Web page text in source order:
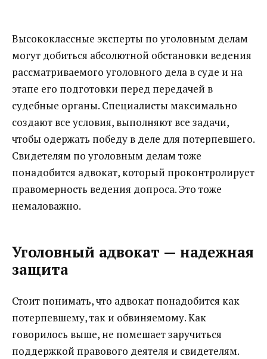
Высококлассные эксперты по уголовным делам
могут добиться абсолютной обстановки ведения
рассматриваемого уголовного дела в суде и на
этапе его подготовки перед передачей в
судебные органы. Специалисты максимально
создают все условия, выполняют все задачи,
чтобы одержать победу в деле для потерпевшего.
Свидетелям по уголовным делам тоже
понадобится адвокат, который проконтролирует
правомерность ведения допроса. Это тоже
немаловажно.
Уголовный адвокат — надежная
защита
Стоит понимать, что адвокат понадобится как
потерпевшему, так и обвиняемому. Как
говорилось выше, не помешает заручиться
поддержкой правового деятеля и свидетелям.